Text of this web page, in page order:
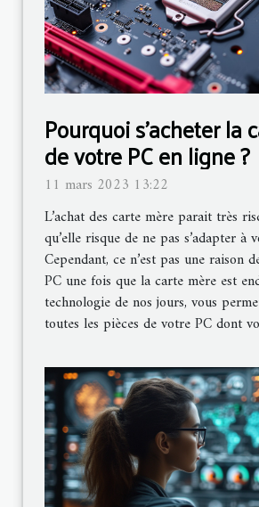
Pourquoi s’acheter la
de votre PC en ligne ?
11 mars 2023 13:22
L’achat des carte mère parait très
qu’elle risque de ne pas s’adapter à
Cependant, ce n’est pas une raison
PC une fois que la carte mère est
technologie de nos jours, vous
toutes les pièces de votre PC dont